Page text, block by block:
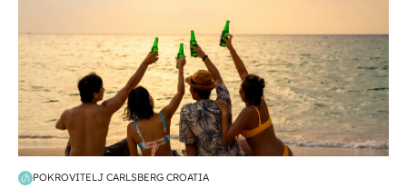
POKROVITELJ CARLSBERG CROATIA